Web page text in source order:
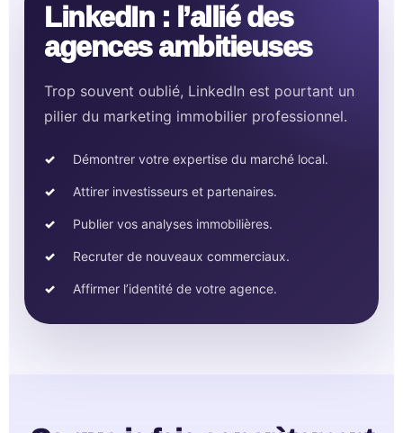
LinkedIn : l’allié des
agences ambitieuses
Trop souvent oublié, LinkedIn est pourtant un
pilier du marketing immobilier professionnel.
Démontrer votre expertise du marché local.
Attirer investisseurs et partenaires.
Publier vos analyses immobilières.
Recruter de nouveaux commerciaux.
Affirmer l’identité de votre agence.